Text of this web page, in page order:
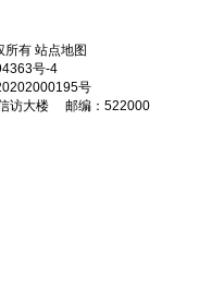
所有 站点地图
号-4
号
信访大楼 邮编：522000